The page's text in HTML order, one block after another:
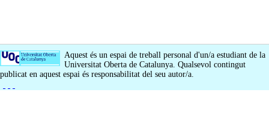
Aquest és un espai de treball personal d'un/a estudiant de la
Universitat Oberta de Catalunya. Qualsevol contingut
publicat en aquest espai és responsabilitat del seu autor/a.